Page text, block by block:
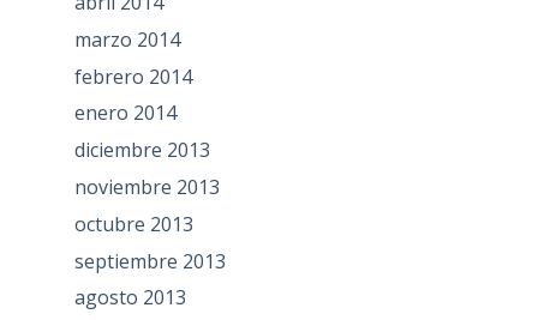
marzo 2014
febrero 2014
enero 2014
diciembre 2013
noviembre 2013
octubre 2013
septiembre 2013
agosto 2013